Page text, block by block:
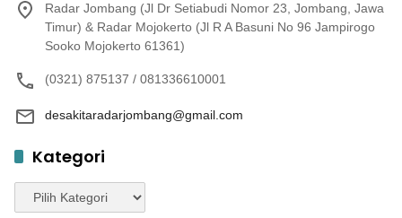
Radar Jombang (Jl Dr Setiabudi Nomor 23, Jombang, Jawa
Timur) & Radar Mojokerto (Jl R A Basuni No 96 Jampirogo
Sooko Mojokerto 61361)
(0321) 875137 / 081336610001
desakitaradarjombang@gmail.com
Kategori
Kategori